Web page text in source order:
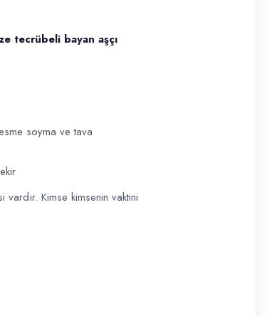
aşçı yardımcısı alımı yapılacaktır. Toplu yemek
tecrübeli bayan aşçı
soyma ve tava
Kimse kimsenin vaktini